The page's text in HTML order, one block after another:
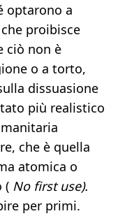
optarono a
proibisce
ciò non è
o a torto,
dissuasione
più realistico
che è quella
atomica o
( No first use).
per primi.